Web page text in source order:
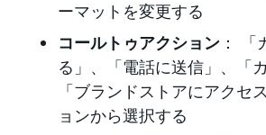
ーマットを変更する
コールトゥアクション ：
る」、「電話に送信」、「
「ブランドストアにアクセ
ョンから選択する